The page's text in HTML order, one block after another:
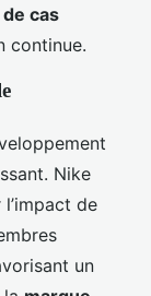
cas
continue.
Nike
de
un